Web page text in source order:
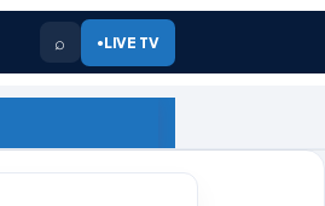
⌕ ●LIVE TV